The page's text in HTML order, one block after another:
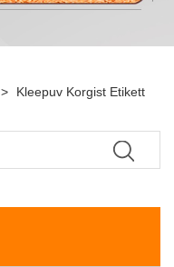
> Kleepuv Korgist Etikett